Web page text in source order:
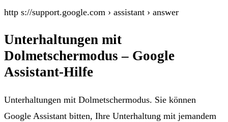
http s://support.google.com › assistant › answer
Unterhaltungen mit
Dolmetschermodus – Google
Assistant-Hilfe
Unterhaltungen mit Dolmetschermodus. Sie können
Google Assistant bitten, Ihre Unterhaltung mit jemandem